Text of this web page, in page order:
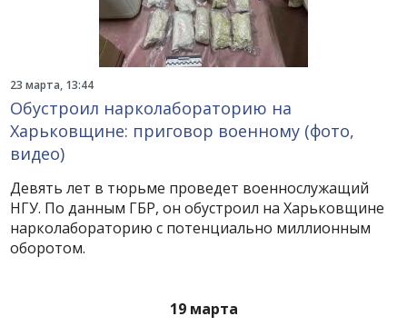
23 марта, 13:44
Обустроил нарколабораторию на
Харьковщине: приговор военному (фото,
видео)
Девять лет в тюрьме проведет военнослужащий
НГУ. По данным ГБР, он обустроил на Харьковщине
нарколабораторию с потенциально миллионным
оборотом.
19 марта